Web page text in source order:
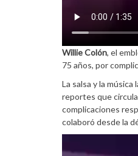
Willie Colón, el
75 años, por
La salsa y la
reportes que
complicaciones
colaboró desde la